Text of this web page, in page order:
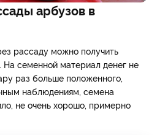
арбузов в
рассаду можно получить
семенной материал денег не
раз больше положенного,
наблюдениям, семена
не очень хорошо, примерно